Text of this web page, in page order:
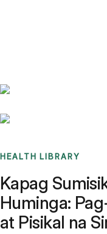
HEALTH LIBRARY
Kapag
Huminga:
at Pisikal na